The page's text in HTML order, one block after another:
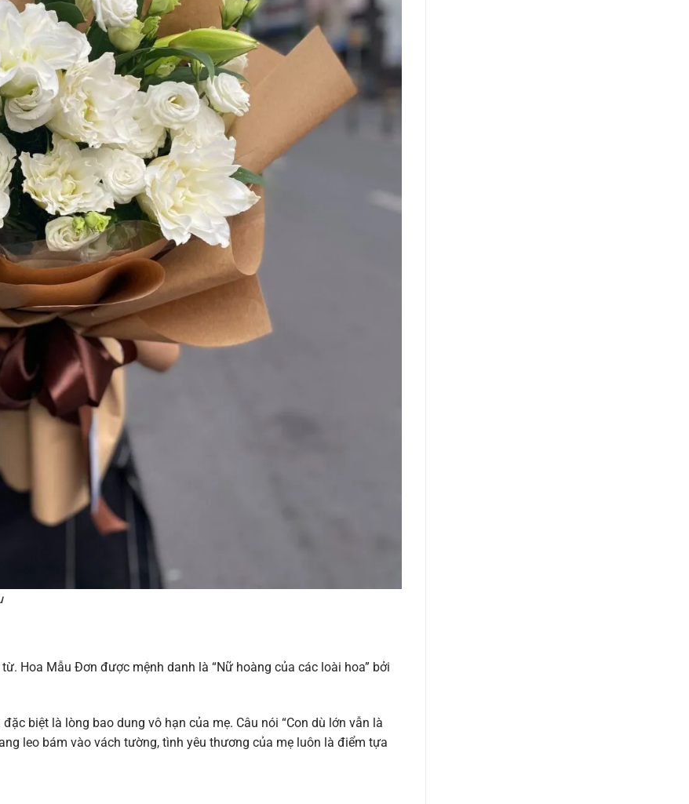
Hoa Mẫu Đơn được mệnh danh là “Nữ hoàng của các loài hoa” bởi
biệt là lòng bao dung vô hạn của mẹ. Câu nói “Con dù lớn vẫn là
leo bám vào vách tường, tình yêu thương của mẹ luôn là điểm tựa